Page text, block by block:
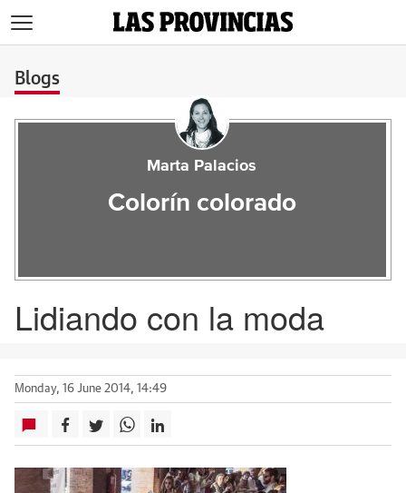
Blogs
Marta Palacios
Colorín colorado
Lidiando con la moda
Monday, 16 June 2014, 14:49